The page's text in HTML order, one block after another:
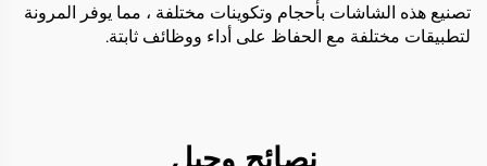
تصنيع هذه الشاشات بأحجام وتكوينات مختلفة ، مما يوفر المرونة
لتطبيقات مختلفة مع الحفاظ على أداء ووظائف ثابتة.
نصائح وحيل